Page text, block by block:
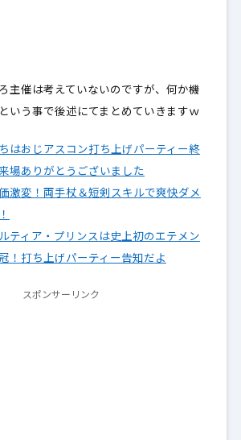
主催は考えていないのですが、何か機
いう事で後述にてまとめていきますｗ
はおじアスコン打ち上げパーティー終
場ありがとうございました
激変！両手杖＆短剣スキルで爽快ダメ
ティア・プリンスは史上初のエテメン
！打ち上げパーティー告知だよ
スポンサーリンク